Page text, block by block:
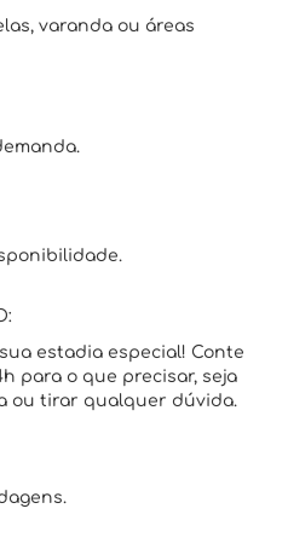
varanda ou áreas
estadia especial! Conte
para o que precisar, seja
ou tirar qualquer dúvida.